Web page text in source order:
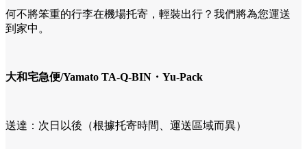
何不將笨重的行李在機場托寄，輕裝出行？我們將為您運送
到家中。
大和宅急便/Yamato TA-Q-BIN・Yu-Pack
送達：次日以後（根據托寄時間、運送區域而異）